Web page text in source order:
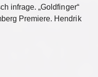
infrage. „Goldfinger“
Premiere. Hendrik